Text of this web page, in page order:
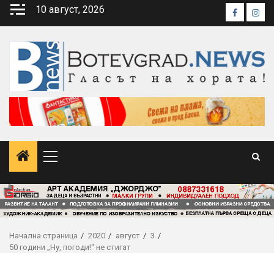
Skip
10 август, 2026 Facebook
Primary
Начална страница 2020 август
3
50 години „Ну, погоди!“ не стигат